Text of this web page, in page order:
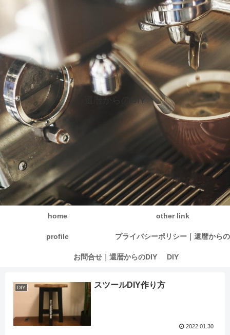
還暦からのDIY
home other link
profile プライバシーポリシー｜還暦からの
DIY
お問合せ｜還暦からのDIY
DIY スツールDIY作り方
2022.01.30